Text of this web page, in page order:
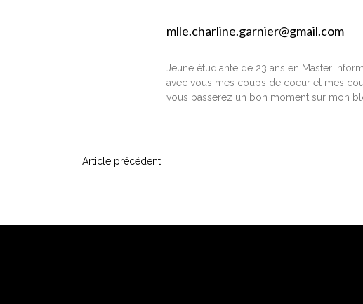
mlle.charline.garnier@gmail.com
Jeune étudiante de 23 ans en Master
avec vous mes coups de coeur et mes
vous passerez un bon moment sur mon
N
v
Article précédent